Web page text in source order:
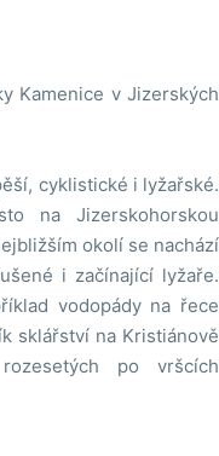
Kamenice v Jizerských
cyklistické i lyžařské.
na Jizerskohorskou
okolí se nachází
i začínající lyžaře.
vodopády na řece
sklářství na Kristiánově
po vršcích